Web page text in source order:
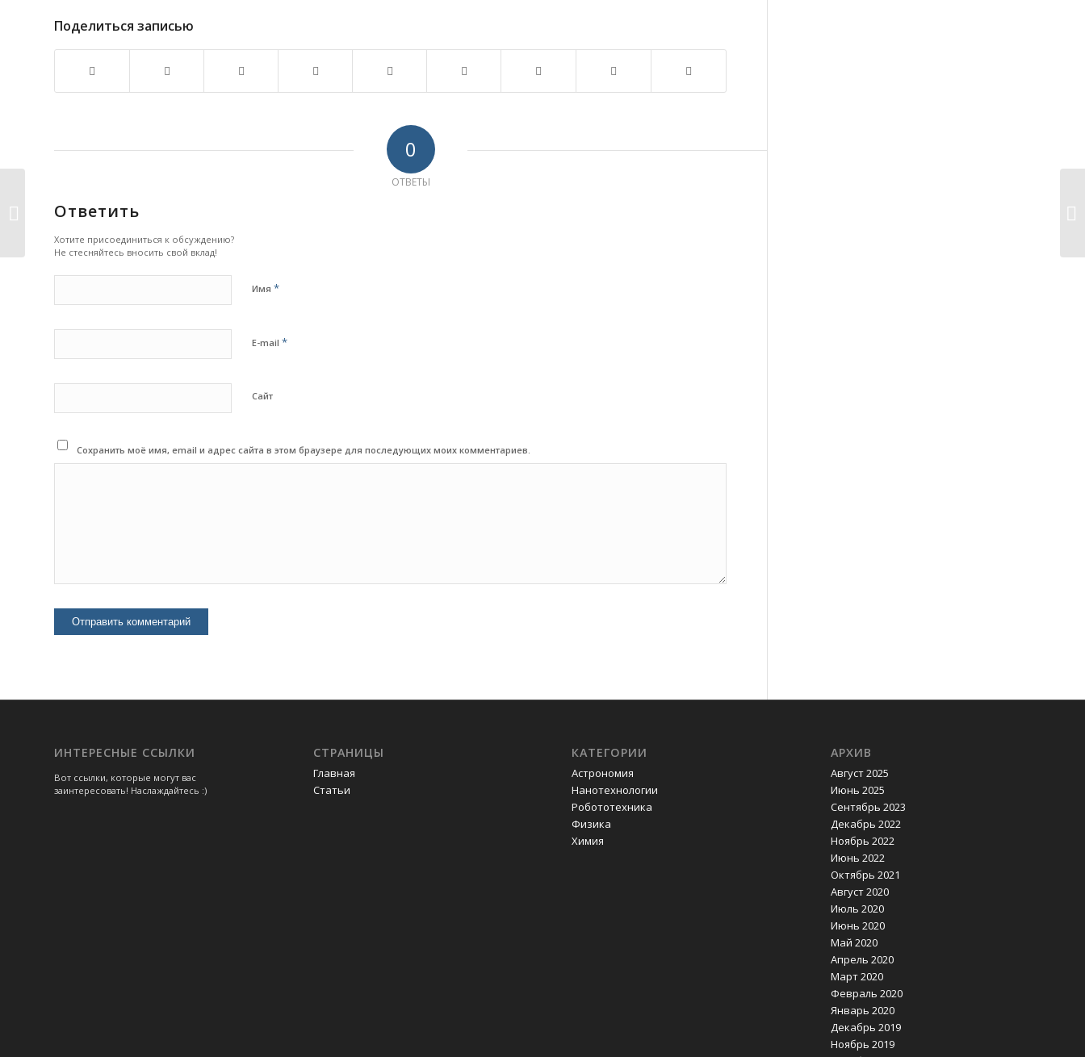
Поделиться записью
0
ОТВЕТЫ
Ответить
Хотите присоединиться к обсуждению?
Не стесняйтесь вносить свой вклад!
Имя *
E-mail *
Сайт
Сохранить моё имя, email и адрес сайта в этом браузере для последующих моих комментариев.
ИНТЕРЕСНЫЕ ССЫЛКИ
Вот ссылки, которые могут вас
заинтересовать! Наслаждайтесь :)
СТРАНИЦЫ
Главная
Статьи
КАТЕГОРИИ
Астрономия
Нанотехнологии
Робототехника
Физика
Химия
АРХИВ
Август 2025
Июнь 2025
Сентябрь 2023
Декабрь 2022
Ноябрь 2022
Июнь 2022
Октябрь 2021
Август 2020
Июль 2020
Июнь 2020
Май 2020
Апрель 2020
Март 2020
Февраль 2020
Январь 2020
Декабрь 2019
Ноябрь 2019
Новый метод с использованием
спиновых волн...